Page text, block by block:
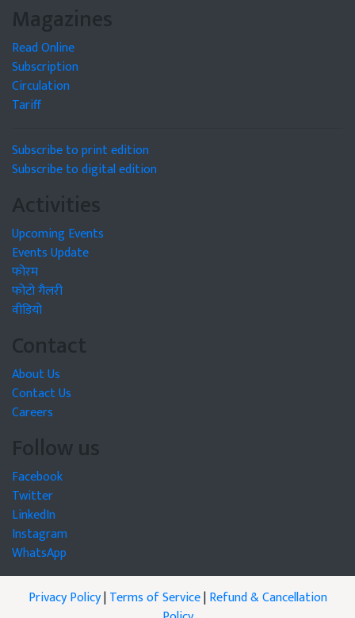
Magazines
Read Online
Subscription
Circulation
Tariff
Subscribe to print edition
Subscribe to digital edition
Activities
Upcoming Events
Events Update
फोरम
फोटो गैलरी
वीडियो
Contact
About Us
Contact Us
Careers
Follow us
Facebook
Twitter
LinkedIn
Instagram
WhatsApp
Privacy Policy|Terms of Service|Refund & Cancellation